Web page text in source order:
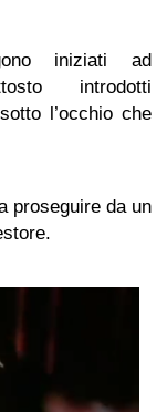
iniziati ad
introdotti
l’occhio che
proseguire da un